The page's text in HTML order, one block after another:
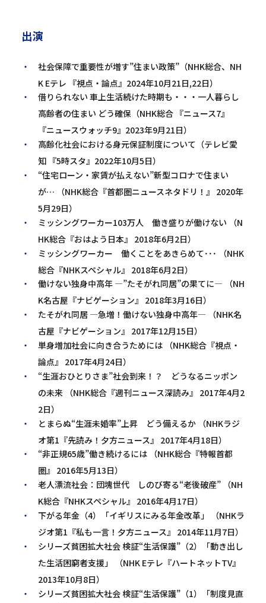
出演
社会保障で重要性が増す”住まい政策”（NHK総合、NH
K Eテレ 『視点・論点』2024年10月21日,22日）
借りられない 車上生活続けた時期も・・・一人暮らし
高齢者の住まい どう確保（NHK総合 『ニュース7』
『ニュースウォッチ9』2023年9月21日）
高齢化社会における身元保証制度について（テレビ愛
知 『5時スタ』2022年10月5日）
“住宅ローン・家賃が払えない”新型コロナで住まい
が… （NHK総合『首都圏ニュースネタドリ！』 2020年
5月29日）
ミッシングワーカー103万人 働き盛りが働けない （N
HK総合『おはよう日本』 2018年6月2日）
ミッシングワーカー 働くことをあきらめて･･･ （NHK
総合『NHKスペシャル』 2018年6月2日）
働けない独身中高年 ―”たそがれ同居”の果てに― （NH
K名古屋『ナビゲーション』 2018年3月16日）
たそがれ同居 ―急増！働けない独身中高年― （NHK名
古屋『ナビゲーション』 2017年12月15日）
単身増加社会に向き合うためには （NHK総合『視点・
論点』 2017年4月24日）
“生涯おひとりさま”社会到来！？ どうなるニッポン
の未来 （NHK総合『週刊ニュース深読み』 2017年4月2
2日）
とまらぬ“生涯未婚率”上昇 どう備えるか （NHKラジ
オ第1『先読み！夕方ニュース』 2017年4月18日）
“非正規65歳”働き続けるには （NHK総合『特報首都
圏』 2016年5月13日）
老人漂流社会：団塊世代 しのび寄る“老後破産” （NH
K総合『NHKスペシャル』 2016年4月17日）
下がる年金（4）「イギリスにみる年金改革」 （NHKラ
ジオ第1『私も一言！夕方ニュース』 2014年11月7日）
シリーズ貧困拡大社会 検証“生活保護”（2）「動き出し
た生活困窮者支援」 （NHK Eテレ『ハートネットTV』
2013年10月8日）
シリーズ貧困拡大社会 検証“生活保護”（1）「制度見直